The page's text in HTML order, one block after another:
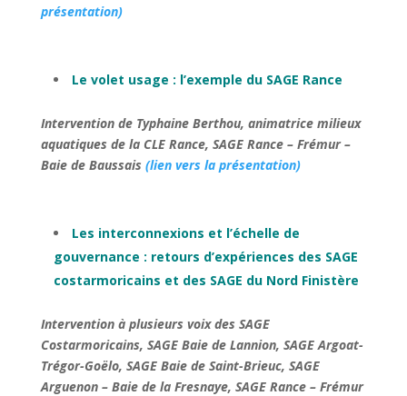
présentation)
Le volet usage : l’exemple du SAGE Rance
Intervention de Typhaine Berthou, animatrice milieux
aquatiques de la CLE Rance, SAGE Rance – Frémur –
Baie de Baussais (lien vers la présentation)
Les interconnexions et l’échelle de
gouvernance : retours d’expériences des SAGE
costarmoricains et des SAGE du Nord Finistère
Intervention à plusieurs voix des SAGE
Costarmoricains, SAGE Baie de Lannion, SAGE Argoat-
Trégor-Goëlo, SAGE Baie de Saint-Brieuc, SAGE
Arguenon – Baie de la Fresnaye, SAGE Rance – Frémur